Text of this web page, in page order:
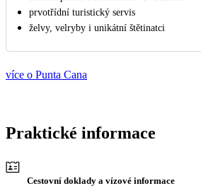
prvotřídní turistický servis
želvy, velryby i unikátní štětinatci
více o Punta Cana
Praktické informace
Cestovní doklady a vízové informace